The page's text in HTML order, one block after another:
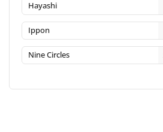
Hayashi
Ippon
Nine Circles